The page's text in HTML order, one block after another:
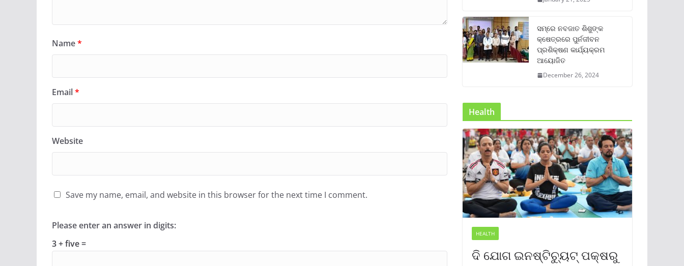
Name*
Email*
Website
Save my name, email, and website in this browser for the next time I comment.
Please enter an answer in digits:
3 + five =
ସମ୍‌ରେ ନବଜାତ ଶିଶୁଙ୍କ
କ୍ଷେତ୍ରରେ ପୁର୍ନଜୀବନ
ପ୍ରଶିକ୍ଷଣ କାର୍ଯ୍ୟକ୍ରମ
ଆୟୋଜିତ
December 26, 2024
Health
HEALTH
ଦି ଯୋଗ ଇନଷ୍ଟିଚ୍ୟୁଟ୍ ପକ୍ଷରୁ